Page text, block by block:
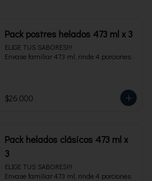
Pack postres helados 473 ml x 3
ELIGE TUS SABORES!!!
Envase familiar 473 ml, rinde 4 porciones.
$26.000
Pack helados clásicos 473 ml x
3
ELIGE TUS SABORES!!!
Envase familiar 473 ml, rinde 4 porciones.